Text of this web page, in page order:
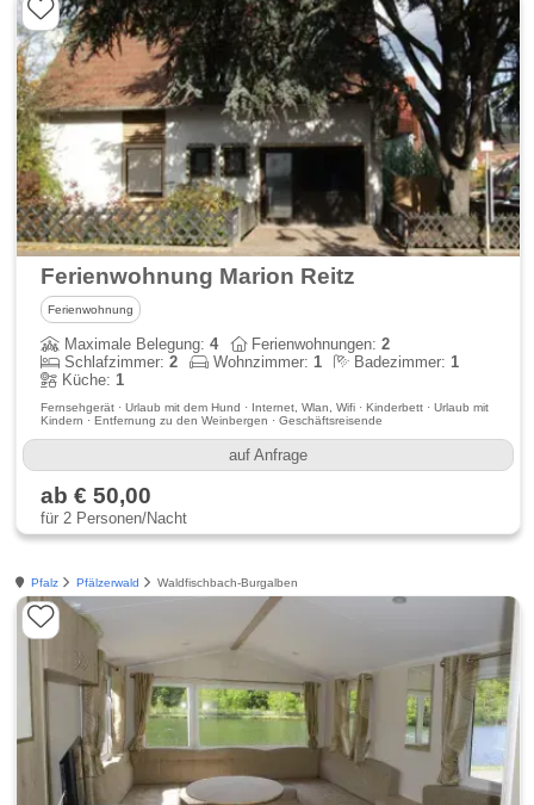
Ferienwohnung Marion Reitz
Ferienwohnung
Maximale Belegung:4 Ferienwohnungen:2
Schlafzimmer:2 Wohnzimmer:1 Badezimmer:1
Küche:1
Fernsehgerät · Urlaub mit dem Hund · Internet, Wlan, Wifi · Kinderbett · Urlaub mit
Kindern · Entfernung zu den Weinbergen · Geschäftsreisende
auf Anfrage
ab € 50,00
für 2 Personen/Nacht
Pfalz Pfälzerwald Waldfischbach-Burgalben